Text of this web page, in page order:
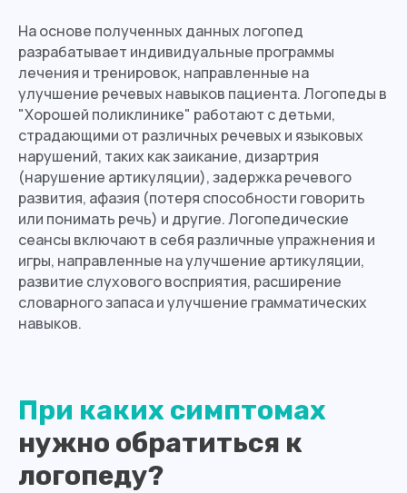
На основе полученных данных логопед
разрабатывает индивидуальные программы
лечения и тренировок, направленные на
улучшение речевых навыков пациента. Логопеды в
"Хорошей поликлинике" работают с детьми,
страдающими от различных речевых и языковых
нарушений, таких как заикание, дизартрия
(нарушение артикуляции), задержка речевого
развития, афазия (потеря способности говорить
или понимать речь) и другие. Логопедические
сеансы включают в себя различные упражнения и
игры, направленные на улучшение артикуляции,
развитие слухового восприятия, расширение
словарного запаса и улучшение грамматических
навыков.
При каких симптомах
нужно обратиться к
логопеду?